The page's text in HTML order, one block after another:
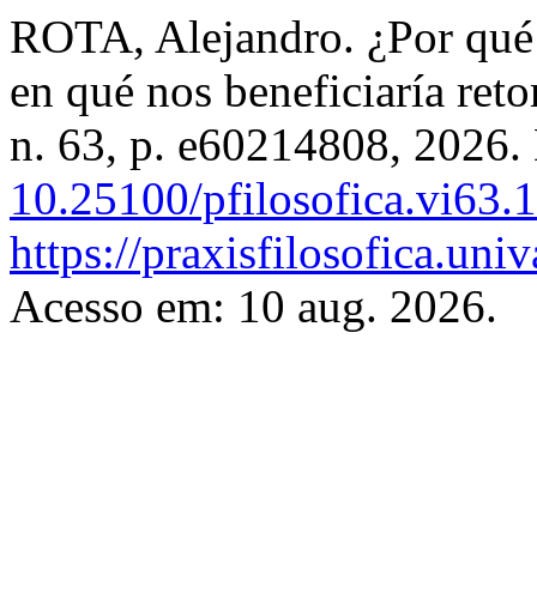
ROTA, Alejandro. ¿Por
en qué nos beneficiaría
n. 63, p. e60214808,
10.25100/
https://
Acesso em: 10 aug. 2026.